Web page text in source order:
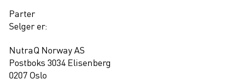
Parter
Selger er:
NutraQ Norway AS
Postboks 3034 Elisenberg
0207 Oslo